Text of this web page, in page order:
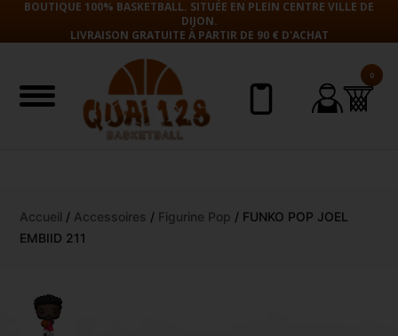
contenu
BOUTIQUE 100% BASKETBALL. SITUÉE EN PLEIN CENTRE VILLE DE
DIJON.
LIVRAISON GRATUITE À PARTIR DE 90 € D'ACHAT
0
Accueil / Accessoires / Figurine Pop / FUNKO POP JOEL
EMBIID 211